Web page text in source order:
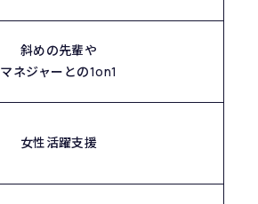
斜めの先輩や
マネジャーとの1on1
女性活躍支援